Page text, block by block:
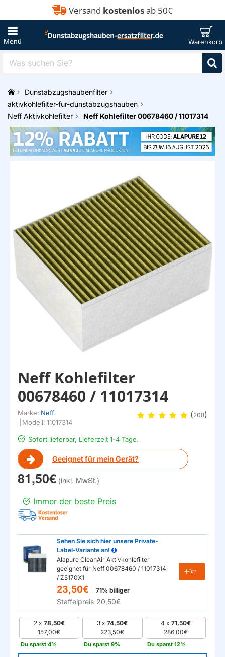
Versand kostenlosab 50€
Was
m
e
Dunstabzugshaubenfilter
aktivkohlefilter-fur-dunstabzugshauben
Neff Aktivkohlefilter
Neff Kohlefilter 00678460 / 11017314
Sofort lieferbar, Lieferzeit 1-4 Tage.
Geeignet für mein Gerät?
Neff Kohlefilter
00678460 / 11017314
Marke: Neff
Modell: 11017314
(208)
81,50€
Immer der beste Preis
Sehen Sie sich hier unsere Private-
Label-Variante an!
Alapure CleanAir Aktivkohlefilter
geeignet für Neff 00678460 / 11017314
/ Z5170X1
23,50€ 71% billiger
Staffelpreis 20,50€
2 x 78,50€
157,00€
Du sparst 4%
3 x74,50€
223,50€
Du sparst 9%
4 x 71,50€
286,00€
Du sparst 12%